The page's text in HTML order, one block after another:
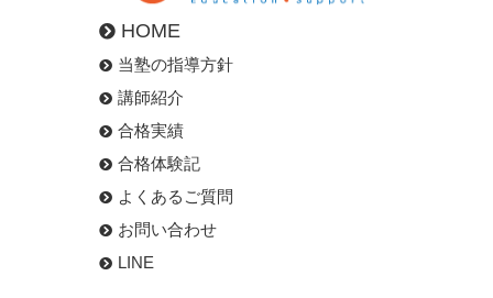
HOME
当塾の指導方針
講師紹介
合格実績
合格体験記
よくあるご質問
お問い合わせ
LINE